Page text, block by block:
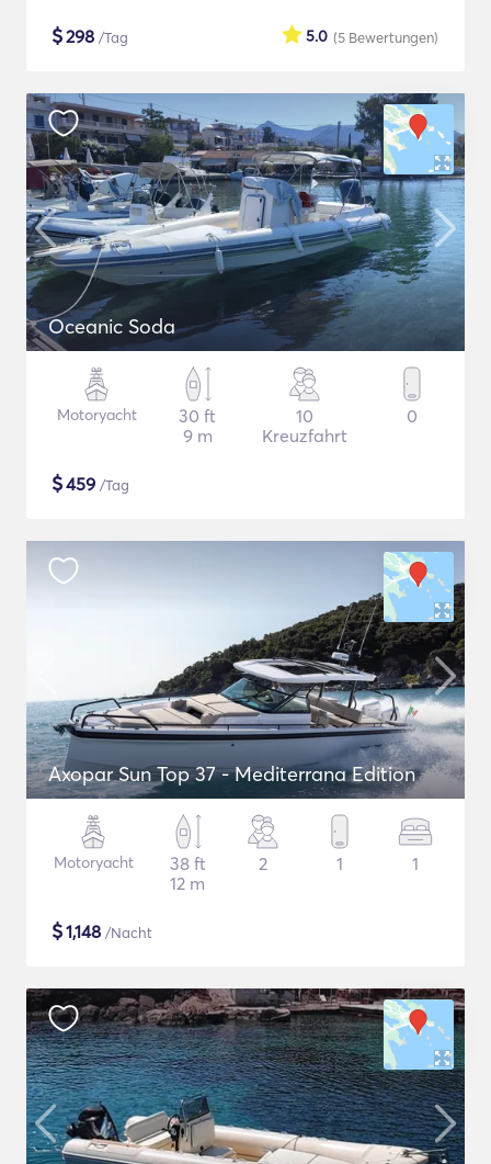
$298 /Tag (5 Bewertungen)
5.0
Oceanic Soda
Motoryacht
30 ft
9 m
10
Kreuzfahrt
0
$459 /Tag
Axopar Sun Top 37 - Mediterrana Edition
Motoryacht
38 ft
12 m
2 1 1
$1,148 /Nacht